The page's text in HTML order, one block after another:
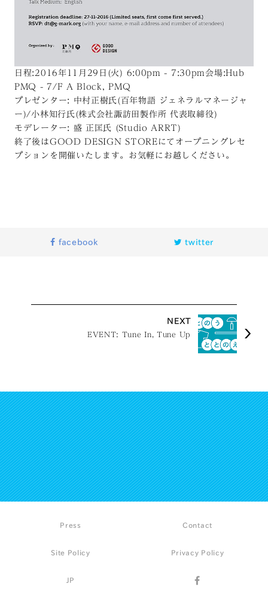
日程:2016年11月29日(火) 6:00pm - 7:30pm会場:Hub
PMQ - 7/F A Block, PMQ
プレゼンター: 中村正樹氏(百年物語 ジェネラルマネージャ
ー)/小林知行氏(株式会社諏訪田製作所 代表取締役)
モデレーター: 盛 正匡氏 (Studio ARRT)
終了後はGOOD DESIGN STOREにてオープニングレセ
プションを開催いたします。お気軽にお越しください。
facebook twitter
NEXT
EVENT: Tune In, Tune Up
Press Contact
Site Policy Privacy Policy
JP